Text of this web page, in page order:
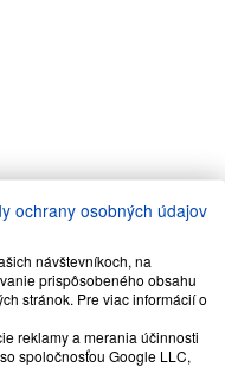
ochrany osobných údajov
návštevníkoch, na
prispôsobeného obsahu
stránok. Pre viac informácií o
reklamy a merania účinnosti
spoločnosťou Google LLC,